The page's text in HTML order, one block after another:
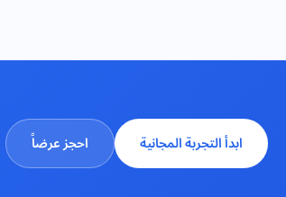
ابدأ التجربة المجانية احجز عرضاً